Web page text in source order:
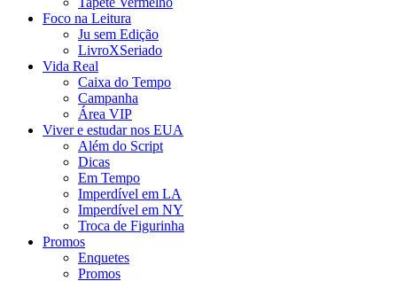
Foco na Leitura
Ju sem Edição
LivroXSeriado
Vida Real
Caixa do Tempo
Campanha
Área VIP
Viver e estudar nos EUA
Além do Script
Dicas
Em Tempo
Imperdível em LA
Imperdível em NY
Troca de Figurinha
Promos
Enquetes
Promos